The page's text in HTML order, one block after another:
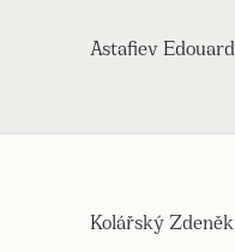
Astafiev Edouard
Kolářský Zdeněk